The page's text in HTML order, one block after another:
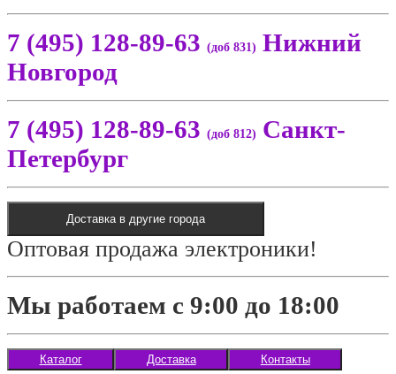
7 (495) 128-89-63 (доб 831) Нижний
Новгород
7 (495) 128-89-63 (доб 812) Санкт-
Петербург
Доставка в другие города
Оптовая продажа электроники!
Мы работаем с 9:00 до 18:00
Каталог Доставка Контакты